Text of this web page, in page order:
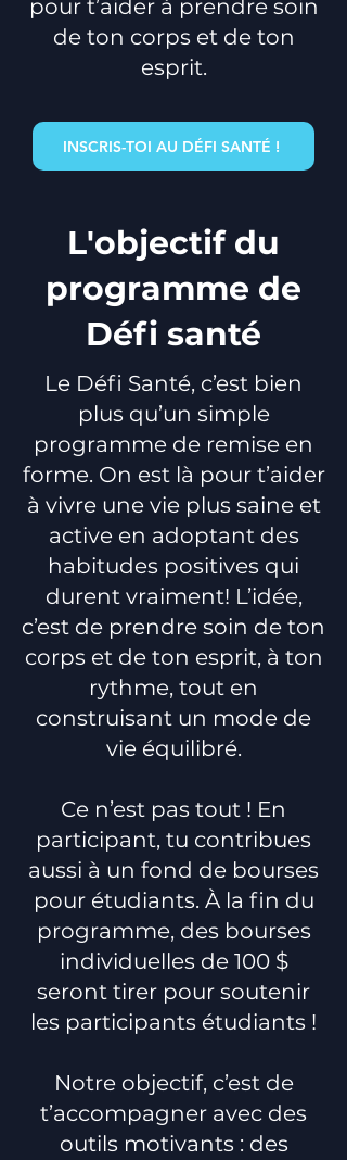
pour t’aider à prendre soin
de ton corps et de ton
esprit.
INSCRIS-TOI AU DÉFI SANTÉ !
L'objectif du
programme de
Défi santé
Le Défi Santé, c’est bien
plus qu’un simple
programme de remise en
forme. On est là pour t’aider
à vivre une vie plus saine et
active en adoptant des
habitudes positives qui
durent vraiment! L’idée,
c’est de prendre soin de ton
corps et de ton esprit, à ton
rythme, tout en
construisant un mode de
vie équilibré.
Ce n’est pas tout ! En
participant, tu contribues
aussi à un fond de bourses
pour étudiants. À la fin du
programme, des bourses
individuelles de 100 $
seront tirer pour soutenir
les participants étudiants !
Notre objectif, c’est de
t’accompagner avec des
outils motivants : des